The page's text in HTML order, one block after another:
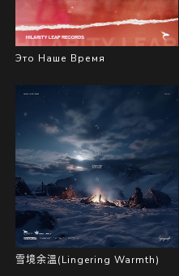
Это Наше Время
雪境余溫(Lingering Warmth)